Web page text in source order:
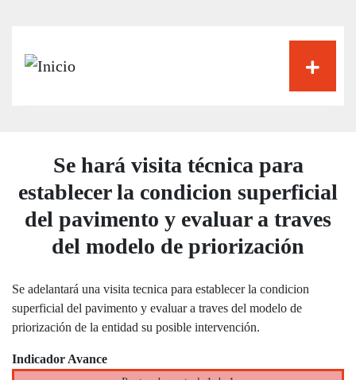
Se hará visita técnica para
establecer la condicion superficial
del pavimento y evaluar a traves
del modelo de priorización
Se adelantará una visita tecnica para establecer la condicion
superficial del pavimento y evaluar a traves del modelo de
priorización de la entidad su posible intervención.
Indicador Avance